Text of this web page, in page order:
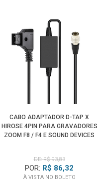
CABO ADAPTADOR D-TAP X
HIROSE 4PIN PARA GRAVADORES
ZOOM F8 / F4 E SOUND DEVICES
DE: R$ 93,83
POR: R$ 86,32
À VISTA NO BOLETO